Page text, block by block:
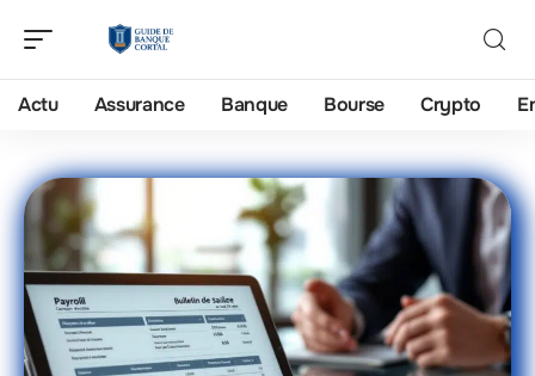
Actu Assurance Banque Bourse Crypto